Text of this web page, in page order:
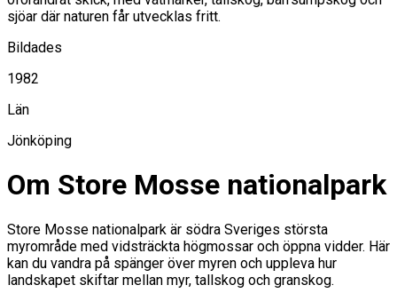
sjöar där naturen får utvecklas fritt.
Bildades
1982
Län
Jönköping
Om Store Mosse nationalpark
Store Mosse nationalpark är södra Sveriges största
myrområde med vidsträckta högmossar och öppna vidder. Här
kan du vandra på spänger över myren och uppleva hur
landskapet skiftar mellan myr, tallskog och granskog.